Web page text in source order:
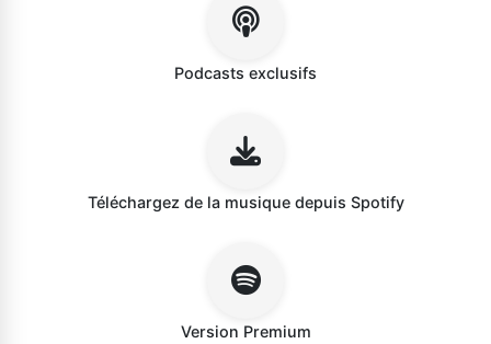
Podcasts exclusifs
Téléchargez de la musique depuis Spotify
Version Premium